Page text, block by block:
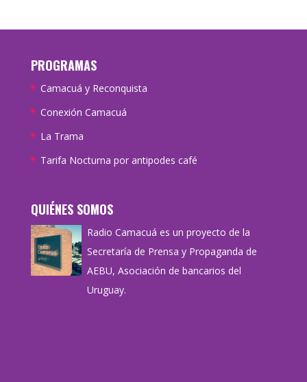
PROGRAMAS
Camacuá y Reconquista
Conexión Camacuá
La Trama
Tarifa Nocturna por antipodes café
QUIÉNES SOMOS
Radio Camacuá es un proyecto de la
Secretaría de Prensa y Propaganda de
AEBU, Asociación de bancarios del
Uruguay.